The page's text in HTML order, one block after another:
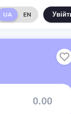
UA EN